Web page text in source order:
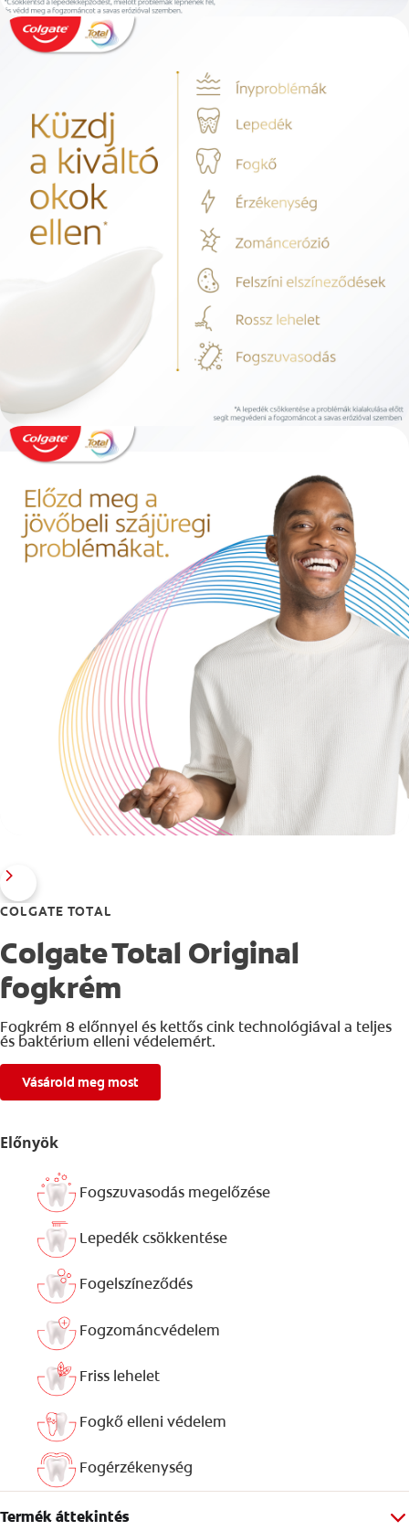
COLGATE TOTAL
Colgate Total Original
fogkrém
Fogkrém 8 előnnyel és kettős cink technológiával a teljes
és baktérium elleni védelemért.
Vásárold meg most
Előnyök
Fogszuvasodás megelőzése
Lepedék csökkentése
Fogelszíneződés
Fogzománcvédelem
Friss lehelet
Fogkő elleni védelem
Fogérzékenység
Termék áttekintés